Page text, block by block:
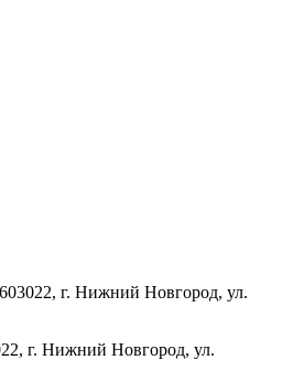
603022, г. Нижний Новгород, ул.
г. Нижний Новгород, ул.